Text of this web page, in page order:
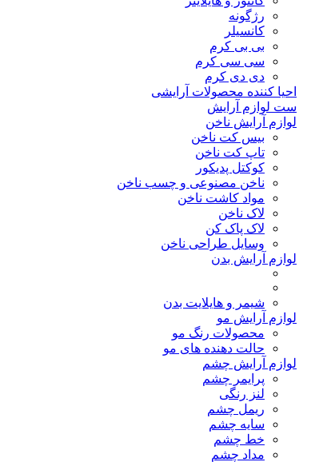
رژگونه
کانسیلر
بی بی کرم
سی سی کرم
دی دی کرم
احیا کننده محصولات آرایشی
ست لوازم آرایش
لوازم آرایش ناخن
بیس کت ناخن
تاپ کت ناخن
کوکتل پدیکور
ناخن مصنوعی و چسب ناخن
مواد کاشت ناخن
لاک ناخن
لاک پاک کن
وسایل طراحی ناخن
لوازم آرایش بدن
شیمر و هایلایت بدن
لوازم آرایش مو
محصولات رنگ مو
حالت دهنده های مو
لوازم آرایش چشم
پرایمر چشم
لنز رنگی
ریمل چشم
سایه چشم
خط چشم
مداد چشم